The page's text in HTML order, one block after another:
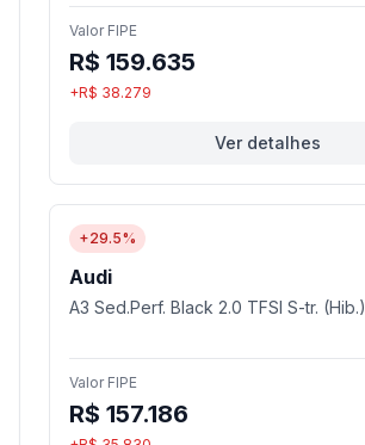
Valor FIPE
R$ 159.635
+R$ 38.279
Ver detalhes
+29.5%
Audi
A3 Sed.Perf. Black 2.0 TFSI S-tr. (Hib.)
Valor FIPE
R$ 157.186